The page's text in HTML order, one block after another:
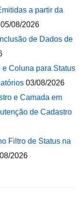
a partir da
05/08/2026
de Dados de
e Coluna para Status
03/08/2026
e Camada em
de Cadastro
Filtro de Status na
2026